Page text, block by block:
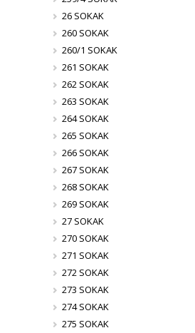
26 SOKAK
260 SOKAK
260/1 SOKAK
261 SOKAK
262 SOKAK
263 SOKAK
264 SOKAK
265 SOKAK
266 SOKAK
267 SOKAK
268 SOKAK
269 SOKAK
27 SOKAK
270 SOKAK
271 SOKAK
272 SOKAK
273 SOKAK
274 SOKAK
275 SOKAK